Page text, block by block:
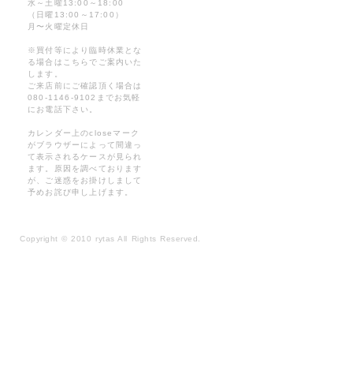
水～土曜13:00～18:00
（日曜13:00～17:00）
月〜火曜定休日
※買付等により臨時休業とな
る場合はこちらでご案内いた
します。
ご来店前にご確認頂く場合は
080-1146-9102までお気軽
にお電話下さい。
カレンダー上のcloseマーク
がブラウザーによって間違っ
て表示されるケースが見られ
ます。原因を調べております
が、ご迷惑をお掛けしまして
予めお詫び申し上げます。
Copyright© 2010 rytas All Rights Reserved.